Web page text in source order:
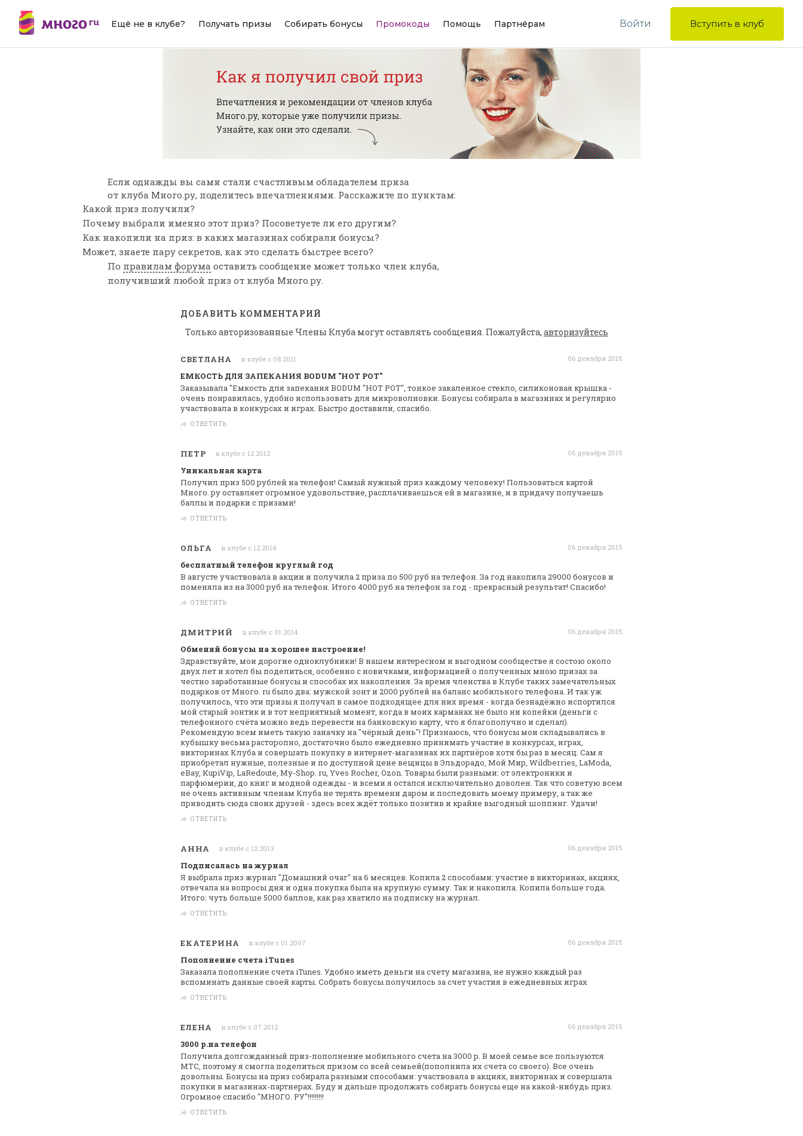
Ещё не в клубе? Получать призы Собирать бонусы Промокоды Помощь Партнёрам Войти Вступить в клуб
Если однажды вы сами стали счастливым обладателем приза
от клуба Много.ру, поделитесь впечатлениями. Расскажите по пунктам:
Какой приз получили?
Почему выбрали именно этот приз? Посоветуете ли его другим?
Как накопили на приз: в каких магазинах собирали бонусы?
Может, знаете пару секретов, как это сделать быстрее всего?
По правилам форума оставить сообщение может только член клуба,
получивший любой приз от клуба Много.ру.
ДОБАВИТЬ КОММЕНТАРИЙ
Только авторизованные Члены Клуба могут оставлять сообщения. Пожалуйста, авторизуйтесь
СВЕТЛАНА в клубе с 08.2011 06 декабря 2015
ЕМКОСТЬ ДЛЯ ЗАПЕКАНИЯ BODUM "HOT POT"
Заказывала "Емкость для запекания BODUM "HOT POT", тонкое закаленное стекло, силиконовая крышка -
очень понравилась, удобно использовать для микроволновки. Бонусы собирала в магазинах и регулярно
участвовала в конкурсах и играх. Быстро доставили, спасибо.
ОТВЕТИТЬ
ПЕТР в клубе с 12.2012 06 декабря 2015
Уникальная карта
Получил приз 500 рублей на телефон! Самый нужный приз каждому человеку! Пользоваться картой
Много. ру оставляетогромное удовольствие, расплачиваешься ей в магазине, и в придачу получаешь
баллы и подарки с призами!
ОТВЕТИТЬ
ОЛЬГА в клубе с 12.2014 06 декабря 2015
бесплатный телефон круглый год
В августе участвовала в акции и получила 2 приза по 500руб на телефон. За год накопила 29000 бонусов и
поменяла из на 3000 руб на телефон. Итого 4000 руб нателефон за год - прекрасный результат! Спасибо!
ОТВЕТИТЬ
ДМИТРИЙ в клубе с 01.2014 06 декабря 2015
Обменяй бонусы на хорошее настроение!
Здравствуйте, мои дорогие одноклубники! В нашем интересном и выгодном сообществе я состою около
двух лет и хотел быподелиться, особенно с новичками, информацией о полученныхмною призах за
честно заработанные бонусы и способах ихнакопления. За время членства в Клубе таких замечательных
подарков от Много. ru было два: мужской зонт и 2000 рублей на баланс мобильного телефона. И так уж
получилось, что эти призы я получал в самое подходящее для них время - когдабезнадёжно испортился
мой старый зонтик и в тот неприятный момент, когда в моих карманах не было ни копейки (деньги с
телефонного счёта можно ведь перевести на банковскую карту, что я благополучно и сделал).
Рекомендую всем иметь такую заначку на "чёрный день"! Признаюсь, что бонусы мои складывались в
кубышку весьма расторопно, достаточно было ежедневно принимать участие в конкурсах, играх,
викторинахКлуба и совершать покупку в интернет-магазинах их партнёров хотя бы раз в месяц. Сам я
приобретал нужные, полезные и по доступной цене вещицы в Эльдорадо, Мой Мир, Wildberries, LaModa,
eBay, KupiVip, LaRedoute, My-Shop. ru, Yves Rocher, Ozon. Товары были разными: от электроники и
парфюмерии, до книг и модной одежды - и всеми я остался исключительно доволен. Так что советую всем
не очень активным членам Клубане терять времени даром и последовать моему примеру, а также
приводить сюда своих друзей - здесь всех ждёт только позитив и крайне выгодный шоппинг. Удачи!
ОТВЕТИТЬ
АННА в клубе с 12.2013 06 декабря 2015
Подписалась на журнал
Я выбрала приз журнал "Домашний очаг" на 6 месяцев. Копила 2способами: участие в викторинах, акциях,
отвечала на вопросыдня и одна покупка была на крупную сумму. Так и накопила. Копила больше года.
Итого: чуть больше 5000 баллов, как раз хватило на подписку на журнал.
ОТВЕТИТЬ
ЕКАТЕРИНА в клубе с 01.2007 06 декабря 2015
Пополнение счета iTunes
Заказала пополнение счета iTunes. Удобно иметь деньги насчету магазина, не нужно каждый раз
вспоминать данные своей карты. Собрать бонусы получилось за счет участия в ежедневных играх
ОТВЕТИТЬ
ЕЛЕНА в клубе с 07.2012 06 декабря 2015
3000 р.на телефон
Получила долгожданный приз-пополнение мобильного счета на3000 р. В моей семье все пользуются
МТС, поэтому я смоглаподелиться призом со всей семьей(пополнила их счета со своего). Все очень
довольны. Бонусы на приз собирала разными способами: участвовала в акциях, викторинах и совершала
покупки в магазинах-партнерах. Буду и дальше продолжать собирать бонусы еще на какой-нибудь приз.
Огромное спасибо "МНОГО. РУ"!!!!!!!!!
ОТВЕТИТЬ